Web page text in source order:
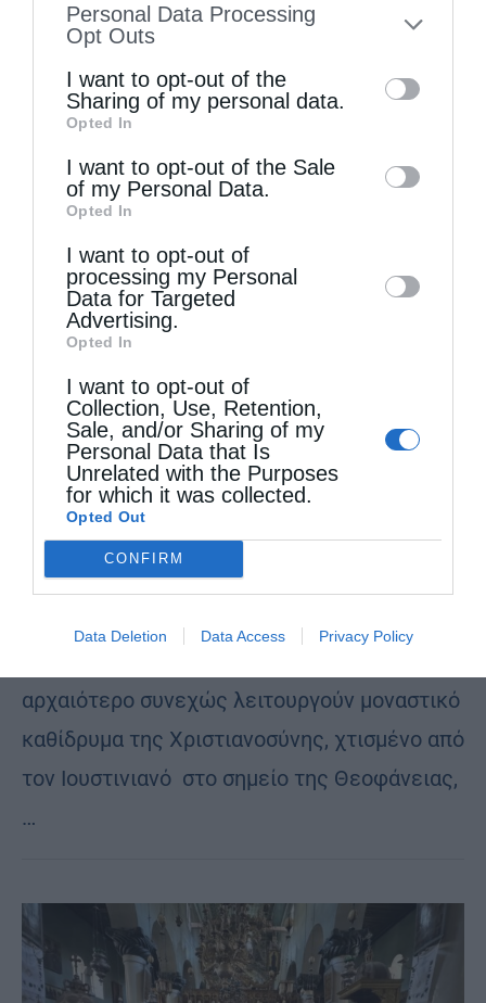
to your opt-out. You may separately opt-out
information by third parties on the IAB’s list
of downstream participants. This
information may also be disclosed by us to
third parties on theIAB’s List of
Downstream Participants
disclose it to other third parties.
Personal Data Processing
Opt Outs
I want to opt-out of the
Sharing of my personal data.
Opted In
I want to opt-out of the Sale
of my Personal Data.
Opted In
I want to opt-out of
processing my Personal
Data for Targeted
Advertising.
Opted In
I want to opt-out of
Collection, Use, Retention,
Sale, and/or Sharing of my
Personal Data that Is
Unrelated with the Purposes
for which it was collected.
Opted Out
CONFIRM
Data Deletion Data Access Privacy Policy
Η Κρίση στη Μονή Σινά: Ώρα για Κάθαρση, Όχι
για Κατάλυση
απόikivotos 18 Αυγούστου 2025
Η Ιερά Μονή της Αγίας Αικατερίνης στο Σινά
αρχαιότερο συνεχώς λειτουργούν μοναστικό
καθίδρυμα της Χριστιανοσύνης, χτισμένο από
τον Ιουστινιανό στο σημείο της Θεοφάνειας,
…